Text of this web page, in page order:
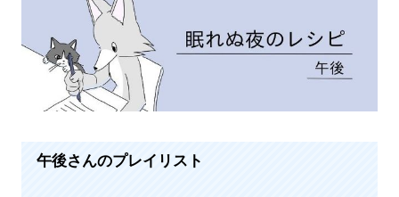
午後さんのプレイリスト